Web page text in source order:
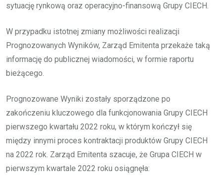
sytuację rynkową oraz operacyjno-finansową Grupy CIECH.
W przypadku istotnej zmiany możliwości realizacji
Prognozowanych Wyników, Zarząd Emitenta przekaże taką
informację do publicznej wiadomości, w formie raportu
bieżącego.
Prognozowane Wyniki zostały sporządzone po
zakończeniu kluczowego dla funkcjonowania Grupy CIECH
pierwszego kwartału 2022 roku, w którym kończył się
między innymi proces kontraktacji produktów Grupy CIECH
na 2022 rok. Zarząd Emitenta szacuje, że Grupa CIECH w
pierwszym kwartale 2022 roku osiągnęła: